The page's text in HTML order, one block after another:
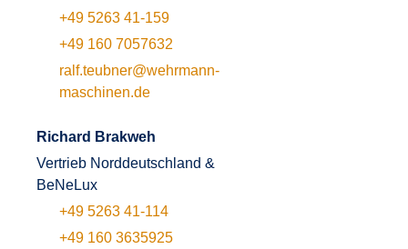
+49 5263 41-159
+49 160 7057632
ralf.teubner@wehrmann-
maschinen.de
Richard Brakweh
Vertrieb Norddeutschland &
BeNeLux
+49 5263 41-114
+49 160 3635925